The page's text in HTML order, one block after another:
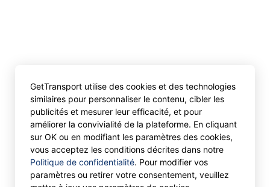
GetTransport utilise des cookies et des technologies
similaires pour personnaliser le contenu, cibler les
publicités et mesurer leur efficacité, et pour
améliorer la convivialité de la plateforme. En cliquant
sur OK ou en modifiant les paramètres des cookies,
vous acceptez les conditions décrites dans notre
Politique de confidentialité. Pour modifier vos
paramètres ou retirer votre consentement, veuillez